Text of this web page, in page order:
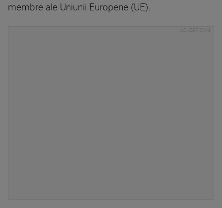
membre ale Uniunii Europene (UE).